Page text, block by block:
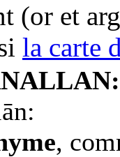
(or et
la carte
,